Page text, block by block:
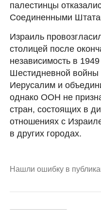
палестинцы
Соединенными
Израиль
столицей после
независимость в
Шестидневной войны
Иерусалим и
однако ООН не
стран, состоящих в
отношениях с
в других городах.
Нашли ошибку в